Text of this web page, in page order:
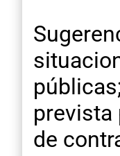
prevista
de